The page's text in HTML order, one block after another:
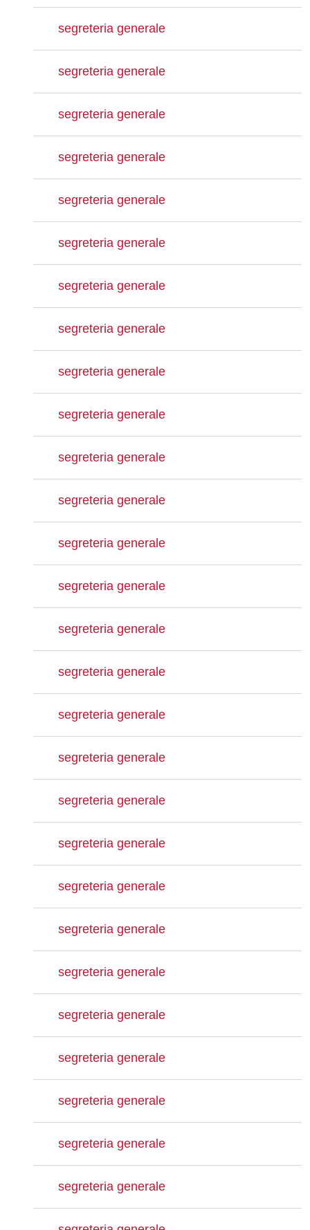
segreteria generale
segreteria generale
segreteria generale
segreteria generale
segreteria generale
segreteria generale
segreteria generale
segreteria generale
segreteria generale
segreteria generale
segreteria generale
segreteria generale
segreteria generale
segreteria generale
segreteria generale
segreteria generale
segreteria generale
segreteria generale
segreteria generale
segreteria generale
segreteria generale
segreteria generale
segreteria generale
segreteria generale
segreteria generale
segreteria generale
segreteria generale
segreteria generale